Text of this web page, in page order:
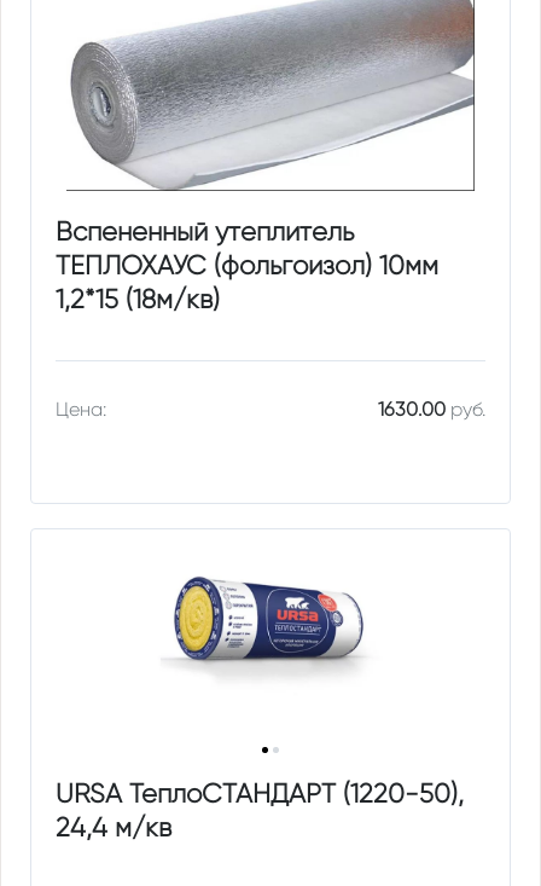
Вспененный утеплитель
ТЕПЛОХАУС (фольгоизол) 10мм
1,2*15 (18м/кв)
Цена: 1630.00руб.
URSA ТеплоСТАНДАРТ (1220-50),
24,4 м/кв